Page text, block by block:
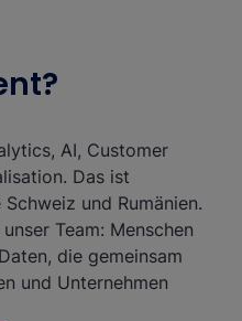
AI, Customer
Das ist
und Rumänien.
Team: Menschen
die gemeinsam
und Unternehmen